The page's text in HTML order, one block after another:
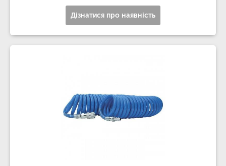
Дізнатися про наявність